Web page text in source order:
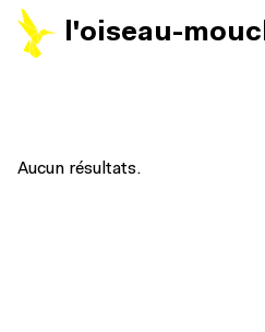
l'oiseau-
FILTRES
Aucun résultats.